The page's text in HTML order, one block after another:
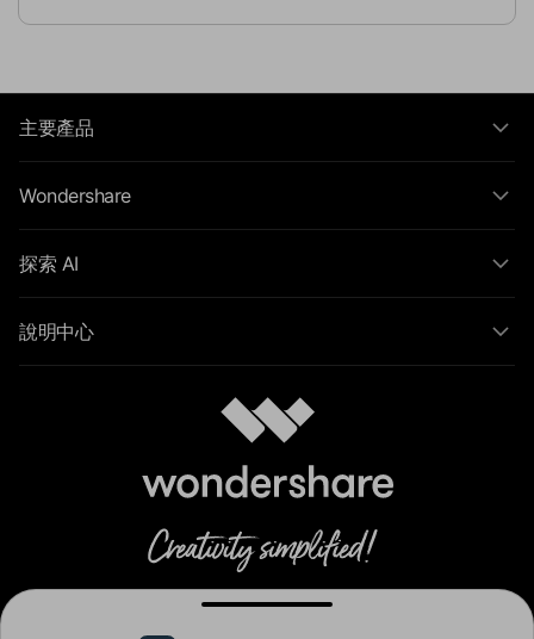
目。
主要產品
Wondershare
探索 AI
說明中心